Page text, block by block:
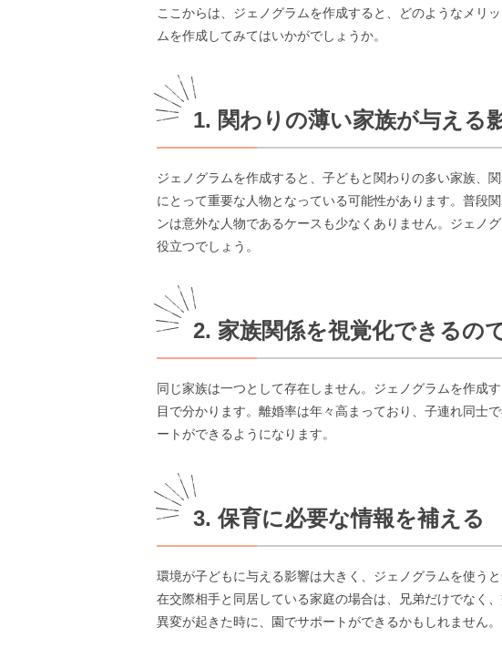
ここからは、ジェノグラムを作成すると、どのようなメリ
ムを作成してみてはいかがでしょうか。
1. 関わりの薄い家族が与える
ジェノグラムを作成すると、子どもと関わりの多い家族、
にとって重要な人物となっている可能性があります。普段
ンは意外な人物であるケースも少なくありません。ジェノ
役立つでしょう。
2. 家族関係を視覚化できるの
同じ家族は一つとして存在しません。ジェノグラムを作成
目で分かります。離婚率は年々高まっており、子連れ同士
ートができるようになります。
3. 保育に必要な情報を補える
環境が子どもに与える影響は大きく、ジェノグラムを使う
在交際相手と同居している家庭の場合は、兄弟だけでなく
異変が起きた時に、園でサポートができるかもしれません。